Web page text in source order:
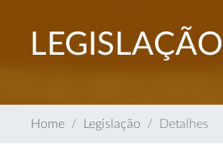
LEGISLAÇÃO
Home Legislação Detalhes